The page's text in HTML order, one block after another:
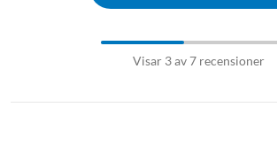
Visar 3 av 7 recensioner